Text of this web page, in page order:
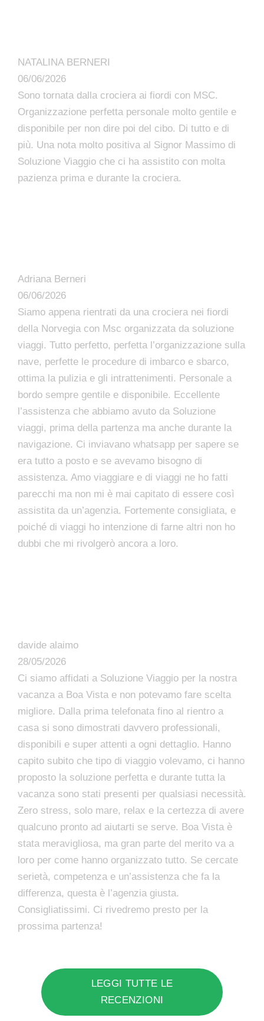
NATALINA BERNERI
06/06/2026
Sono tornata dalla crociera ai fiordi con MSC.
Organizzazione perfetta personale molto gentile e
disponibile per non dire poi del cibo. Di tutto e di
più. Una nota molto positiva al Signor Massimo di
Soluzione Viaggio che ci ha assistito con molta
pazienza prima e durante la crociera.
Adriana Berneri
06/06/2026
Siamo appena rientrati da una crociera nei fiordi
della Norvegia con Msc organizzata da soluzione
viaggi. Tutto perfetto, perfetta l’organizzazione sulla
nave, perfette le procedure di imbarco e sbarco,
ottima la pulizia e gli intrattenimenti. Personale a
bordo sempre gentile e disponibile. Eccellente
l’assistenza che abbiamo avuto da Soluzione
viaggi, prima della partenza ma anche durante la
navigazione. Ci inviavano whatsapp per sapere se
era tutto a posto e se avevamo bisogno di
assistenza. Amo viaggiare e di viaggi ne ho fatti
parecchi ma non mi è mai capitato di essere così
assistita da un’agenzia. Fortemente consigliata, e
poiché di viaggi ho intenzione di farne altri non ho
dubbi che mi rivolgerò ancora a loro.
davide alaimo
28/05/2026
Ci siamo affidati a Soluzione Viaggio per la nostra
vacanza a Boa Vista e non potevamo fare scelta
migliore. Dalla prima telefonata fino al rientro a
casa si sono dimostrati davvero professionali,
disponibili e super attenti a ogni dettaglio. Hanno
capito subito che tipo di viaggio volevamo, ci hanno
proposto la soluzione perfetta e durante tutta la
vacanza sono stati presenti per qualsiasi necessità.
Zero stress, solo mare, relax e la certezza di avere
qualcuno pronto ad aiutarti se serve. Boa Vista è
stata meravigliosa, ma gran parte del merito va a
loro per come hanno organizzato tutto. Se cercate
serietà, competenza e un’assistenza che fa la
differenza, questa è l’agenzia giusta.
Consigliatissimi. Ci rivedremo presto per la
prossima partenza!
LEGGI TUTTE LE
RECENZIONI